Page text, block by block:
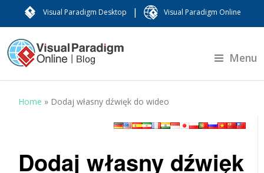
Visual Paradigm Desktop | Visual Paradigm Online
Menu
Home » Dodaj własny dźwięk do wideo
Dodaj własny dźwięk